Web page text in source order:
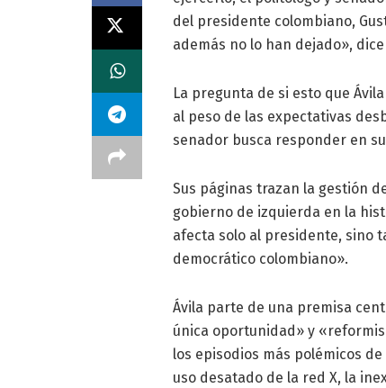
del presidente colombiano,
además no lo han dejado»,
La pregunta de si esto que
al peso de las expectativas
senador busca responder en su
Sus páginas trazan la gestión
gobierno de izquierda en la
afecta solo al presidente, sino
democrático colombiano».
Ávila parte de una premisa
única oportunidad» y
los episodios más polémicos
uso desatado de la red X, la